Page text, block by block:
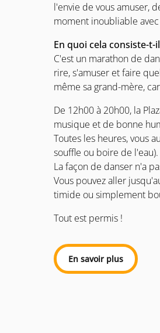
l'envie de vous amuser,
moment inoubliable
En quoi cela consiste-t-
C'est un marathon de
rire, s'amuser et faire
même sa grand-mère,
De 12h00 à 20h00, la
musique et de bonne
Toutes les heures, vous
souffle ou boire de l'eau).
La façon de danser n'a
Vous pouvez aller
timide ou simplement
Tout est permis !
En savoir plus